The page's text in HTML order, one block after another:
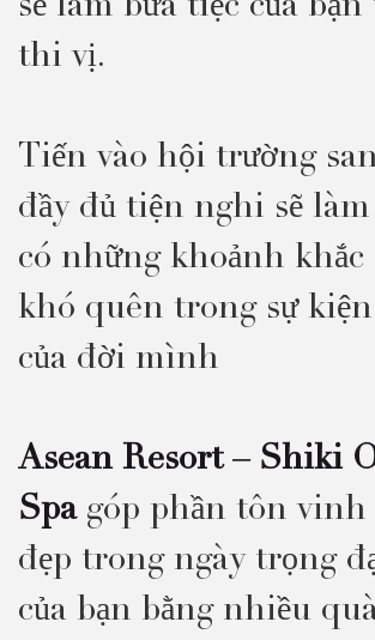
sẽ làm bữa tiệc của
thi vị.
Tiến vào hội trường
đầy đủ tiện nghi sẽ
có những khoảnh khắc
khó quên trong sự
của đời mình
Asean Resort – Shiki
Spagóp phần tôn vinh
đẹp trong ngày trọng
của bạn bằng nhiều